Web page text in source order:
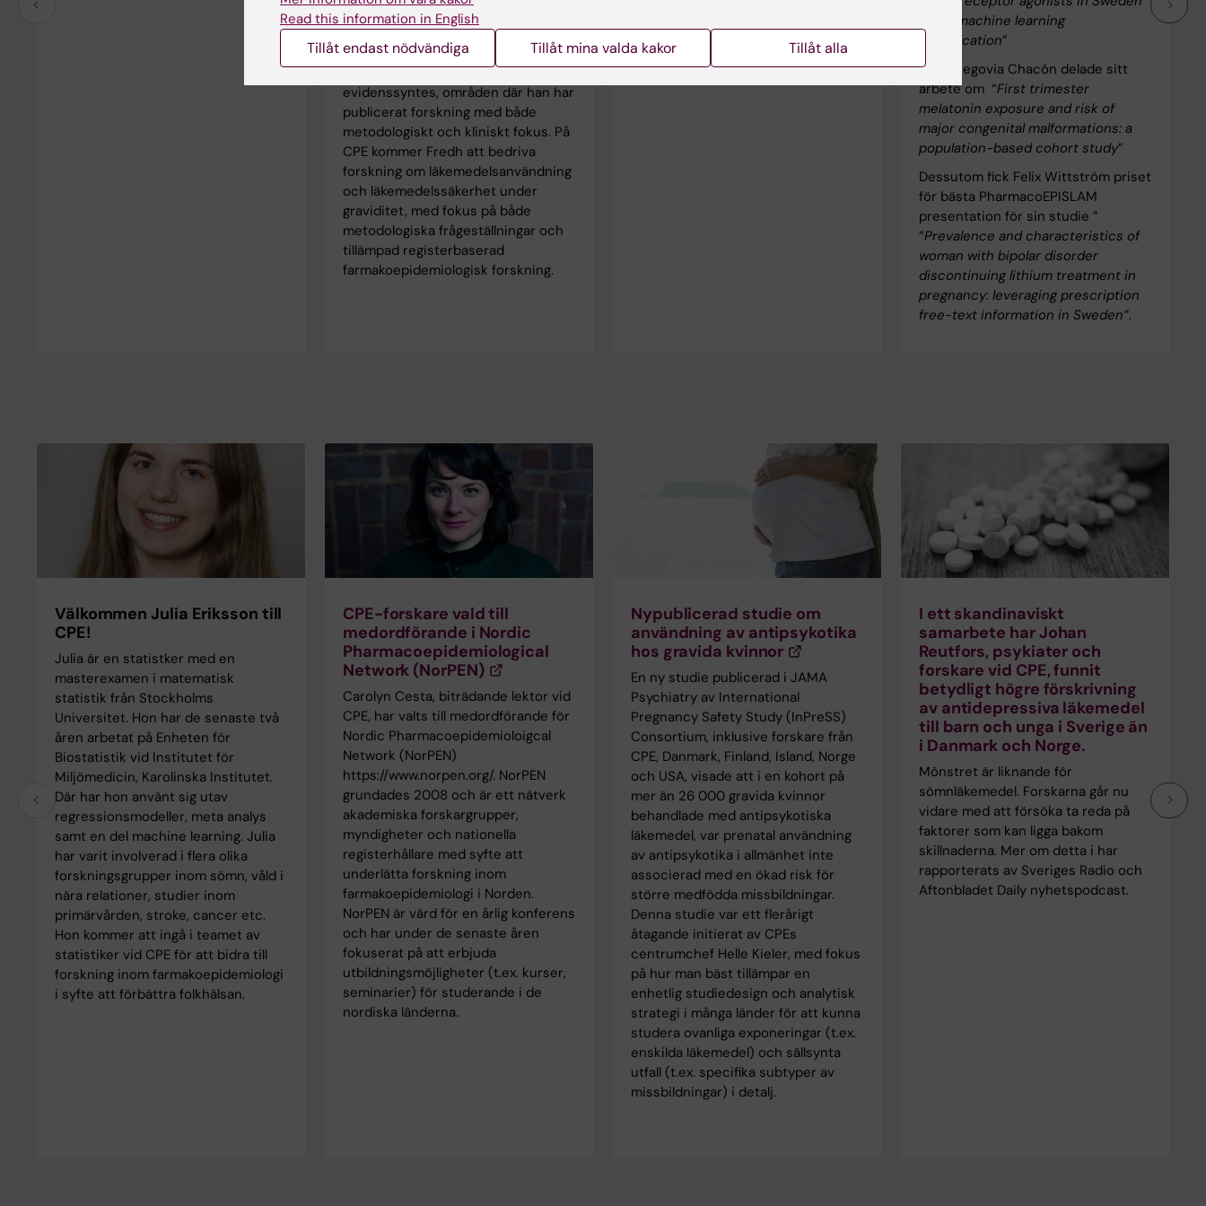
farmakoepidemiologi. Utöver
registerbaserad
läkemedelsforskning har Fredh ett
stort intresse för metaforskning och
evidenssyntes, områden där han har
publicerat forskning med både
metodologiskt och kliniskt fokus. På
CPE kommer Fredh att bedriva
forskning om läkemedelsanvändning
och läkemedelssäkerhet under
graviditet, med fokus på både
metodologiska frågeställningar och
tillämpad registerbaserad
farmakoepidemiologisk forskning.
using machine learning
classification”
Silvia Segovia Chacón delade sitt
arbete om “First trimester
melatonin exposure and risk of
major congenital malformations: a
population-based cohort study”
Dessutom fick Felix Wittström priset
för bästa PharmacoEPISLAM
presentation för sin studie ”
“Prevalence and characteristics of
woman with bipolar disorder
discontinuing lithium treatment in
pregnancy: leveraging prescription
free-text information in Sweden”.
Välkommen Julia Eriksson till
CPE!
Julia är en statistker med en
masterexamen i matematisk
statistik från Stockholms
Universitet. Hon har de senaste två
åren arbetat på Enheten för
Biostatistik vid Institutet för
Miljömedicin, Karolinska Institutet.
Där har hon använt sig utav
regressionsmodeller, meta analys
samt en del machine learning. Julia
har varit involverad i flera olika
forskningsgrupper inom sömn, våld i
nära relationer, studier inom
primärvården, stroke, cancer etc.
Hon kommer att ingå i teamet av
statistiker vid CPE för att bidra till
forskning inom farmakoepidemiologi
i syfte att förbättra folkhälsan.
CPE-forskare vald till
medordförande i Nordic
Pharmacoepidemiological
Network (NorPEN)
Carolyn Cesta, biträdande lektor vid
CPE, har valts till medordförande för
Nordic Pharmacoepidemioloigcal
Network (NorPEN)
https://www.norpen.org/. NorPEN
grundades 2008 och är ett nätverk
akademiska forskargrupper,
myndigheter och nationella
registerhållare med syfte att
underlätta forskning inom
farmakoepidemiologi i Norden.
NorPEN är värd för en årlig konferens
och har under de senaste åren
fokuserat på att erbjuda
utbildningsmöjligheter (t.ex. kurser,
seminarier) för studerande i de
nordiska länderna.
Nypublicerad studie om
användning av antipsykotika
hos gravida kvinnor
En ny studie publicerad i JAMA
Psychiatry av International
Pregnancy Safety Study (InPreSS)
Consortium, inklusive forskare från
CPE, Danmark, Finland, Island, Norge
och USA, visade att i en kohort på
mer än 26 000 gravida kvinnor
behandlade med antipsykotiska
läkemedel, var prenatal användning
av antipsykotika i allmänhet inte
associerad med en ökad risk för
större medfödda missbildningar.
Denna studie var ett flerårigt
åtagande initierat av CPEs
centrumchef Helle Kieler, med fokus
på hur man bäst tillämpar en
enhetlig studiedesign och analytisk
strategi i många länder för att kunna
studera ovanliga exponeringar (t.ex.
enskilda läkemedel) och sällsynta
utfall (t.ex. specifika subtyper av
missbildningar) i detalj.
I ett skandinaviskt
samarbete har Johan
Reutfors, psykiater och
forskare vid CPE, funnit
betydligt högre förskrivning
av antidepressiva läkemedel
till barn och unga i Sverige än
i Danmark och Norge.
Mönstret är liknande för
sömnläkemedel. Forskarna går nu
vidare med att försöka ta reda på
faktorer som kan ligga bakom
skillnaderna. Mer om detta i har
rapporterats av Sveriges Radio och
Aftonbladet Daily nyhetspodcast.
Read this information in English
Tillåt endast nödvändiga Tillåt mina valda kakor Tillåt alla